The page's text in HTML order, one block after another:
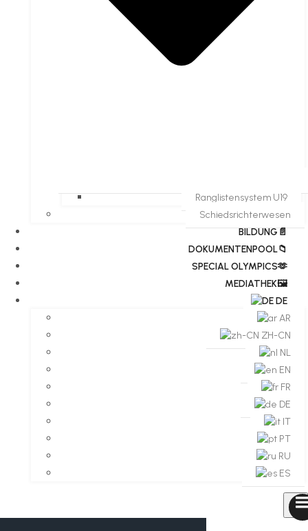
Ranglistensystem U19
Schiedsrichterwesen
BILDUNG📄
DOKUMENTENPOOL📁
​​SPECIAL OLYMPICS🫶
MEDIATHEK🖼️​
DE
AR
ZH-CN
NL
EN
FR
DE
IT
PT
RU
ES